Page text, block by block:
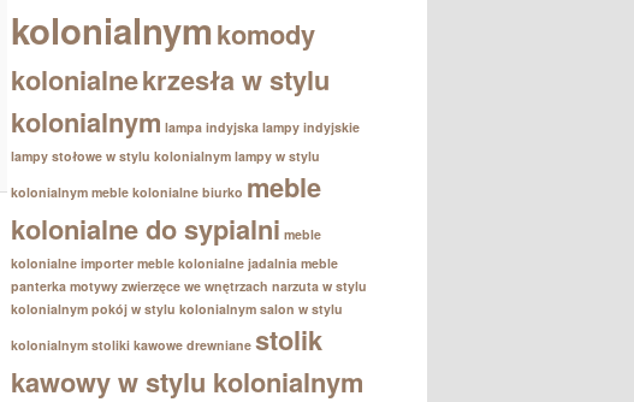
kolonialnymkomody
kolonialnekrzesła w stylu
kolonialnym lampa indyjska lampy indyjskie
lampy stołowe w stylu kolonialnym lampy w stylu
kolonialnym meble kolonialne biurko meble
kolonialne do sypialni meble
kolonialne importer meble kolonialne jadalnia meble
panterka motywy zwierzęce we wnętrzach narzuta w stylu
kolonialnym pokój w stylu kolonialnym salon w stylu
kolonialnym stoliki kawowe drewniane stolik
kawowy w stylu kolonialnym